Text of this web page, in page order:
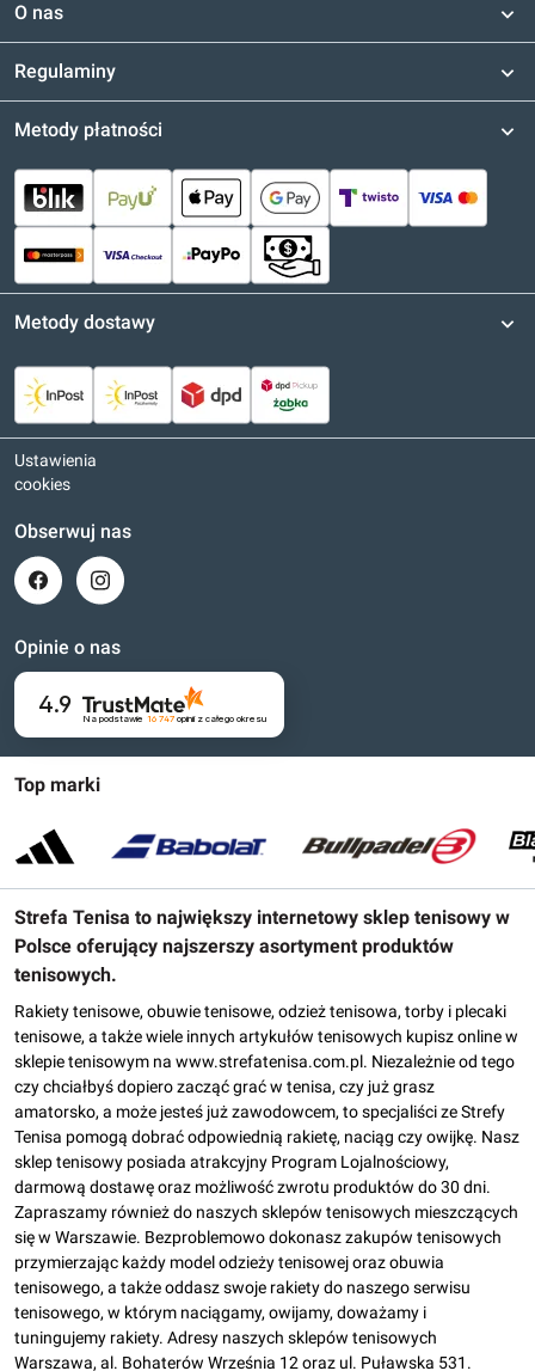
O nas
Regulaminy
Top marki
Strefa Tenisa to największy internetowy sklep tenisowy w
Polsce oferujący najszerszy asortyment produktów
tenisowych.
Rakiety tenisowe, obuwie tenisowe, odzież tenisowa, torby i plecaki
tenisowe, a także wiele innych artykułów tenisowych kupisz online w
sklepie tenisowym na www.strefatenisa.com.pl. Niezależnie od tego
czy chciałbyś dopiero zacząć grać w tenisa, czy już grasz
amatorsko, a może jesteś już zawodowcem, to specjaliści ze Strefy
Tenisa pomogą dobrać odpowiednią rakietę, naciąg czy owijkę. Nasz
sklep tenisowy posiada atrakcyjny Program Lojalnościowy,
darmową dostawę oraz możliwość zwrotu produktów do 30 dni.
Zapraszamy również do naszych sklepów tenisowych mieszczących
się w Warszawie. Bezproblemowo dokonasz zakupów tenisowych
przymierzając każdy model odzieży tenisowej oraz obuwia
tenisowego, a także oddasz swoje rakiety do naszego serwisu
tenisowego, w którym naciągamy, owijamy, doważamy i
tuningujemy rakiety. Adresy naszych sklepów tenisowych
Warszawa, al. Bohaterów Września 12 oraz ul. Puławska 531.
Metody płatności
Metody dostawy
Ustawienia
cookies
Obserwuj nas
Opinie o nas
4.9
Na podstawie 16 747opinii z całego okresu